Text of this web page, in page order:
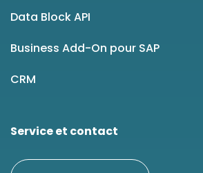
Data Block API
Business Add-On pour SAP
CRM
Service et contact